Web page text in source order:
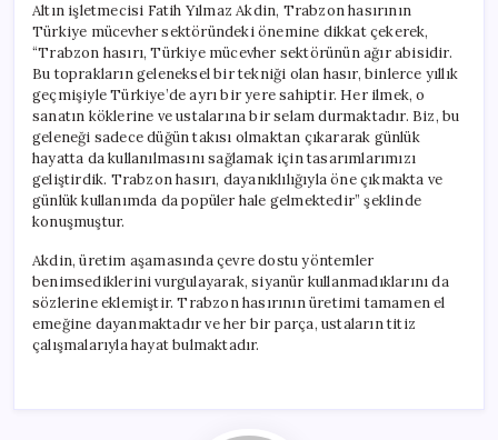
Altın işletmecisi Fatih Yılmaz Akdin, Trabzon hasırının
Türkiye mücevher sektöründeki önemine dikkat çekerek,
“Trabzon hasırı, Türkiye mücevher sektörünün ağır abisidir.
Bu toprakların geleneksel bir tekniği olan hasır, binlerce yıllık
geçmişiyle Türkiye’de ayrı bir yere sahiptir. Her ilmek, o
sanatın köklerine ve ustalarına bir selam durmaktadır. Biz, bu
geleneği sadece düğün takısı olmaktan çıkararak günlük
hayatta da kullanılmasını sağlamak için tasarımlarımızı
geliştirdik. Trabzon hasırı, dayanıklılığıyla öne çıkmakta ve
günlük kullanımda da popüler hale gelmektedir” şeklinde
konuşmuştur.
Akdin, üretim aşamasında çevre dostu yöntemler
benimsediklerini vurgulayarak, siyanür kullanmadıklarını da
sözlerine eklemiştir. Trabzon hasırının üretimi tamamen el
emeğine dayanmaktadır ve her bir parça, ustaların titiz
çalışmalarıyla hayat bulmaktadır.